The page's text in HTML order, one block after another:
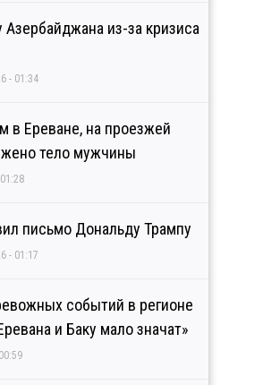
Азербайджана из-за кризиса
- 01:34
в Ереване, на проезжей
тело мужчины
письмо Дональду Трампу
- 01:17
событий в регионе
и Баку мало значат»